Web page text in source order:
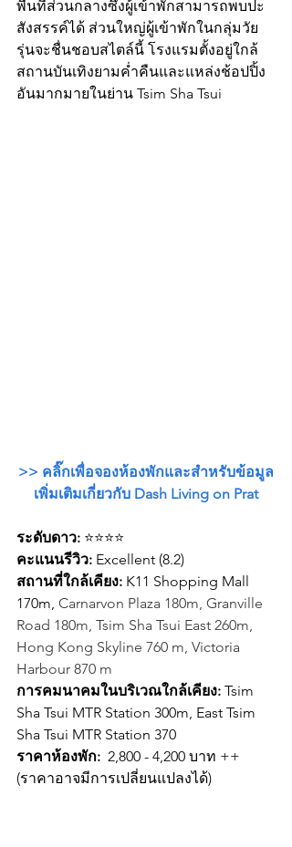
พื้นที่ส่วนกลางซึ่งผู้เข้าพักสามารถพบปะ
สังสรรค์ได้ ส่วนใหญ่ผู้เข้าพักในกลุ่มวัย
รุ่นจะชื่นชอบสไตล์นี้ โรงแรมตั้งอยู่ใกล้
สถานบันเทิงยามค่ำคืนและแหล่งช้อปปิ้ง
อันมากมายในย่าน Tsim Sha Tsui
>> คลิ๊กเพื่อจองห้องพักและสำหรับข้อมูล
เพิ่มเติมเกี่ยวกับ Dash Living on Prat
ระดับดาว: ⭐⭐⭐⭐
คะแนนรีวิว: Excellent (8.2)
สถานที่ใกล้เคียง: K11 Shopping Mall
170m, Carnarvon Plaza 180m, Granville
Road 180m, Tsim Sha Tsui East 260m,
Hong Kong Skyline 760 m, Victoria
Harbour 870 m
การคมนาคมในบริเวณใกล้เคียง: Tsim
Sha Tsui MTR Station 300m, East Tsim
Sha Tsui MTR Station 370
ราคาห้องพัก: 2,800 - 4,200 บาท ++
(ราคาอาจมีการเปลี่ยนแปลงได้)